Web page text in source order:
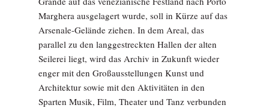
Marghera ausgelagert wurde, soll in Kürze auf das
Arsenale-Gelände ziehen. In dem Areal, das
parallel zu den langgestreckten Hallen der alten
Seilerei liegt, wird das Archiv in Zukunft wieder
enger mit den Großausstellungen Kunst und
Architektur sowie mit den Aktivitäten in den
Sparten Musik, Film, Theater und Tanz verbunden